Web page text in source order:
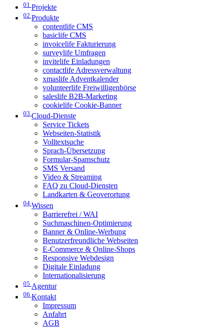
01 Projekte
02 Produkte
contentlife CMS
basiclife CMS
invoicelife Fakturierung
surveylife Umfragen
invitelife Einladungen
contactlife Adressverwaltung
xmaslife Adventkalender
volunteerlife Freiwilligenbörse
saleslife B2B-Marketing
cookielife Cookie-Banner
03 Cloud-Dienste
Service Tickets
Webseiten-Statistik
Volltextsuche
Sprach-Übersetzung
Formular-Spamschutz
SMS Versand
Video & Streaming
FAQ zu Cloud-Diensten
Landkarten & Geoverortung
04 Wissen
Barrierefrei / WAI
Suchmaschinen-Optimierung
Banner & Online-Werbung
Benutzerfreundliche Webseiten
E-Commerce & Online-Shops
Responsive Webdesign
Digitale Einladung
Internationalisierung
05 Agentur
06 Kontakt
Impressum
Anfahrt
AGB